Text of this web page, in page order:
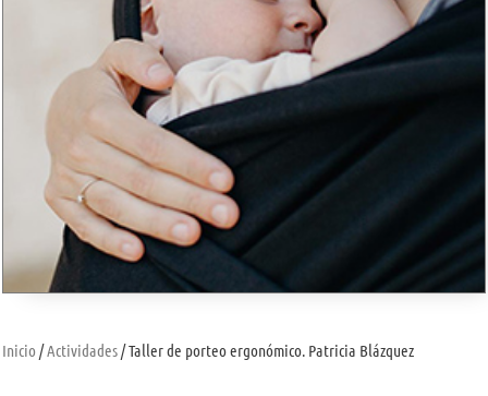
Inicio /Actividades/ Taller de porteo ergonómico. Patricia Blázquez